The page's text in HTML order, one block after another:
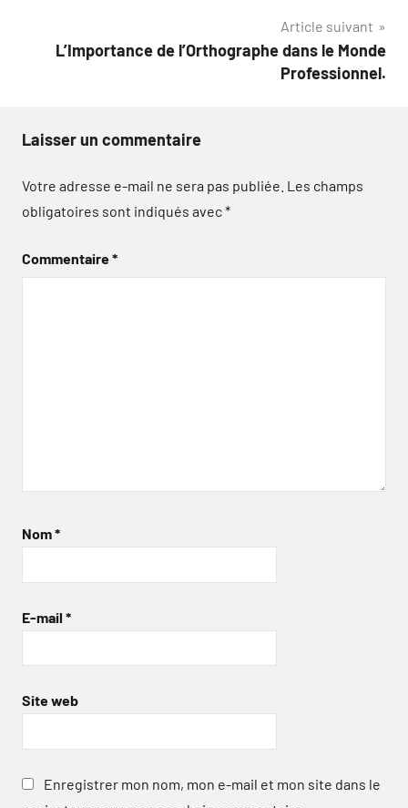
Article suivant
L’Importance de l’Orthographe dans le Monde
Professionnel.
Laisser un commentaire
Votre adresse e-mail ne sera pas publiée. Les champs
obligatoires sont indiqués avec*
Commentaire*
Nom*
E-mail *
Site web
Enregistrer mon nom, mon e-mail et mon site dans le